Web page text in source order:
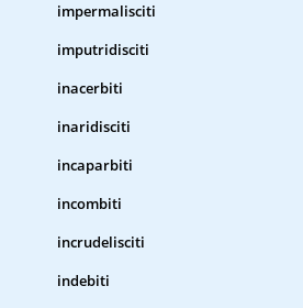
impermalisciti
imputridisciti
inacerbiti
inaridisciti
incaparbiti
incombiti
incrudelisciti
indebiti